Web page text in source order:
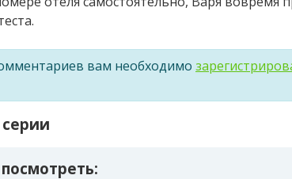
вам необходимо